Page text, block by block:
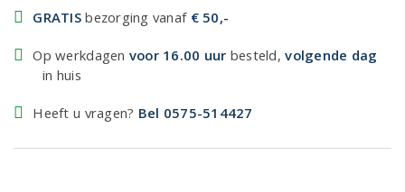
GRATIS bezorging vanaf € 50,-
Op werkdagen voor 16.00 uur besteld,volgende dag
in huis
Heeft u vragen? Bel 0575-514427